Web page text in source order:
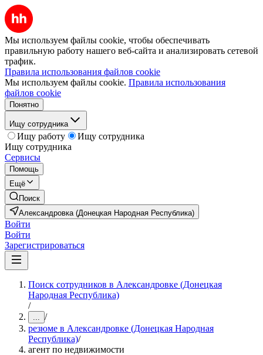
Мы используем файлы cookie, чтобы обеспечивать
правильную работу нашего веб-сайта и анализировать сетевой
трафик.
Правила использования файлов cookie
Мы используем файлы cookie. Правила использования
файлов cookie
Понятно
Ищу сотрудника
Ищу работу
Ищу сотрудника
Ищу сотрудника
Сервисы
Помощь
Ещё
Поиск
Александровка (Донецкая Народная Республика)
Войти
Войти
Зарегистрироваться
Поиск сотрудников в Александровке (Донецкая
Народная Республика)
/
... /
резюме в Александровке (Донецкая Народная
Республика)/
агент по недвижимости